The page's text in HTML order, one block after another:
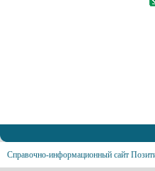
Справочно-информационный сайт